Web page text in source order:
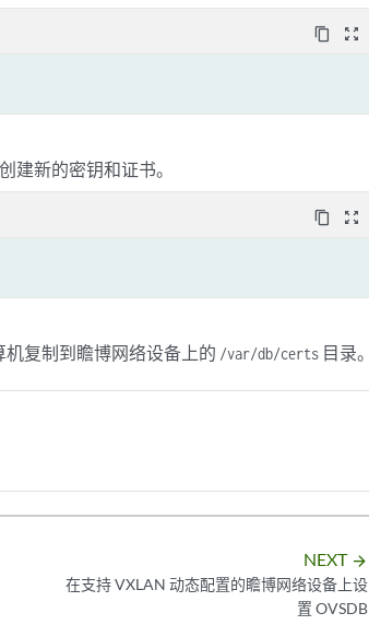
content_copy zoom_out_map
建新的密钥和证书。
content_copy zoom_out_map
机复制到瞻博网络设备上的 /var/db/certs 目录。
NEXT arrow_forward
在支持 VXLAN 动态配置的瞻博网络设备上设
置 OVSDB